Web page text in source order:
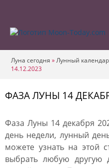
Луна сегодня »Лунный
14.12.2023
ФАЗА ЛУНЫ 14
Фаза Луны 14 декабря
день недели, лунный
можете узнать на этой
выбрать любую другую